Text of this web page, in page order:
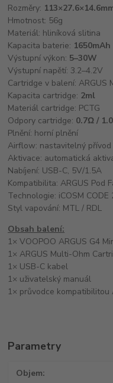
Rozměry:
Hmotnost: 56g
Materiál: hliníková slitina
Kapacita baterie: 1650mAh
Výstupní výkon: 5–30W
Výstupní napětí: 3.2–4.2V
Cartridge v balení: ARGUS
Kapacita cartridge: 2ml
Materiál cartridge: PCTG
Odpory cartridge: 0.7Ω /
Plnění: horní plnění
Airflow: nastavitelný přívod
Aktivace: automatická
Nabíjení: USB-C, 5V/1.5A
Kompatibilita: ARGUS Pod
Technologie: iCOSM
Styl vapování: MTL / RDL
Obsah balení:
1× VOOPOO ARGUS G4
1× ARGUS Multi-Ohm
1× USB-C kabel
1× uživatelský manuál
1× průvodce kompatibilitou
Parametry
Objem